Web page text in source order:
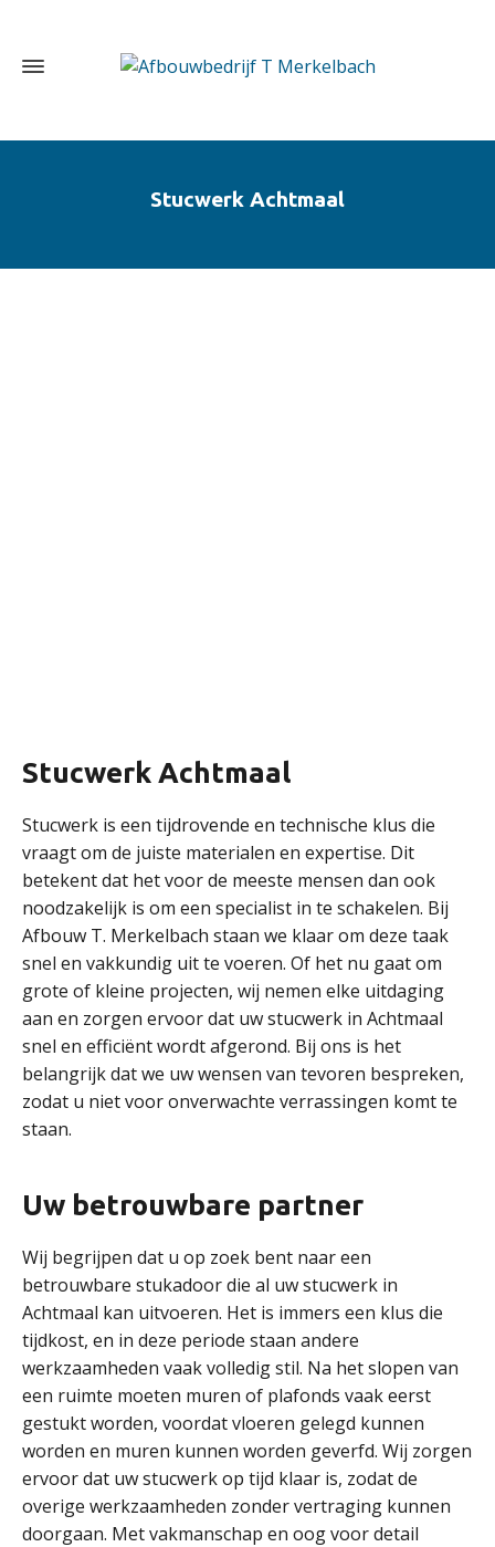
Stucwerk Achtmaal
Stucwerk Achtmaal
Stucwerk is een tijdrovende en technische klus die
vraagt om de juiste materialen en expertise. Dit
betekent dat het voor de meeste mensen dan ook
noodzakelijk is om een specialist in te schakelen. Bij
Afbouw T. Merkelbach staan we klaar om deze taak
snel en vakkundig uit te voeren. Of het nu gaat om
grote of kleine projecten, wij nemen elke uitdaging
aan en zorgen ervoor dat uw stucwerk in Achtmaal
snel en efficiënt wordt afgerond. Bij ons is het
belangrijk dat we uw wensen van tevoren bespreken,
zodat u niet voor onverwachte verrassingen komt te
staan.
Uw betrouwbare partner
Wij begrijpen dat u op zoek bent naar een
betrouwbare stukadoor die al uw stucwerk in
Achtmaal kan uitvoeren. Het is immers een klus die
tijdkost, en in deze periode staan andere
werkzaamheden vaak volledig stil. Na het slopen van
een ruimte moeten muren of plafonds vaak eerst
gestukt worden, voordat vloeren gelegd kunnen
worden en muren kunnen worden geverfd. Wij zorgen
ervoor dat uw stucwerk op tijd klaar is, zodat de
overige werkzaamheden zonder vertraging kunnen
doorgaan. Met vakmanschap en oog voor detail